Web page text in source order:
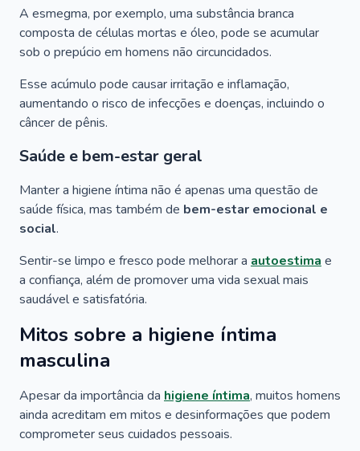
A esmegma, por exemplo, uma substância branca
composta de células mortas e óleo, pode se acumular
sob o prepúcio em homens não circuncidados.
Esse acúmulo pode causar irritação e inflamação,
aumentando o risco de infecções e doenças, incluindo o
câncer de pênis.
Saúde e bem-estar geral
Manter a higiene íntima não é apenas uma questão de
saúde física, mas também de bem-estar emocional e
social.
Sentir-se limpo e fresco pode melhorar a autoestimae
a confiança, além de promover uma vida sexual mais
saudável e satisfatória.
Mitos sobre a higiene íntima
masculina
Apesar da importância da higiene íntima, muitos homens
ainda acreditam em mitos e desinformações que podem
comprometer seus cuidados pessoais.